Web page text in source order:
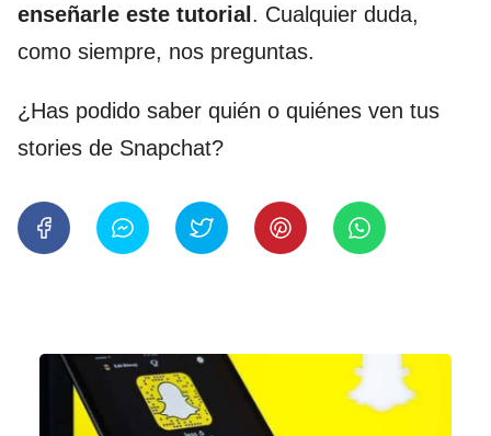
enseñarle este tutorial. Cualquier duda,
como siempre, nos preguntas.
¿Has podido saber quién o quiénes ven tus
stories de Snapchat?